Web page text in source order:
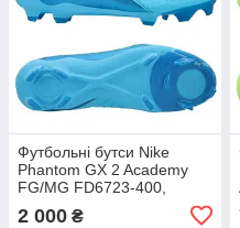
Футбольні бутси Nike
Phantom GX 2 Academy
FG/MG FD6723-400,
Синій, Розмір (EU) — 39
2 000 ₴